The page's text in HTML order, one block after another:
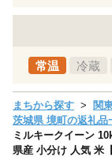
常温 冷蔵
まちから探す 関
茨城県 境町の返礼品
ミルキークイーン
県産 小分け 人気 米